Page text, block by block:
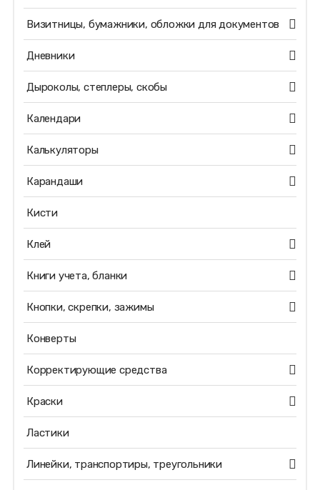
Визитницы, бумажники, обложки для документов
Дневники
Дыроколы, степлеры, скобы
Календари
Калькуляторы
Карандаши
Кисти
Клей
Книги учета, бланки
Кнопки, скрепки, зажимы
Конверты
Корректирующие средства
Краски
Ластики
Линейки, транспортиры, треугольники